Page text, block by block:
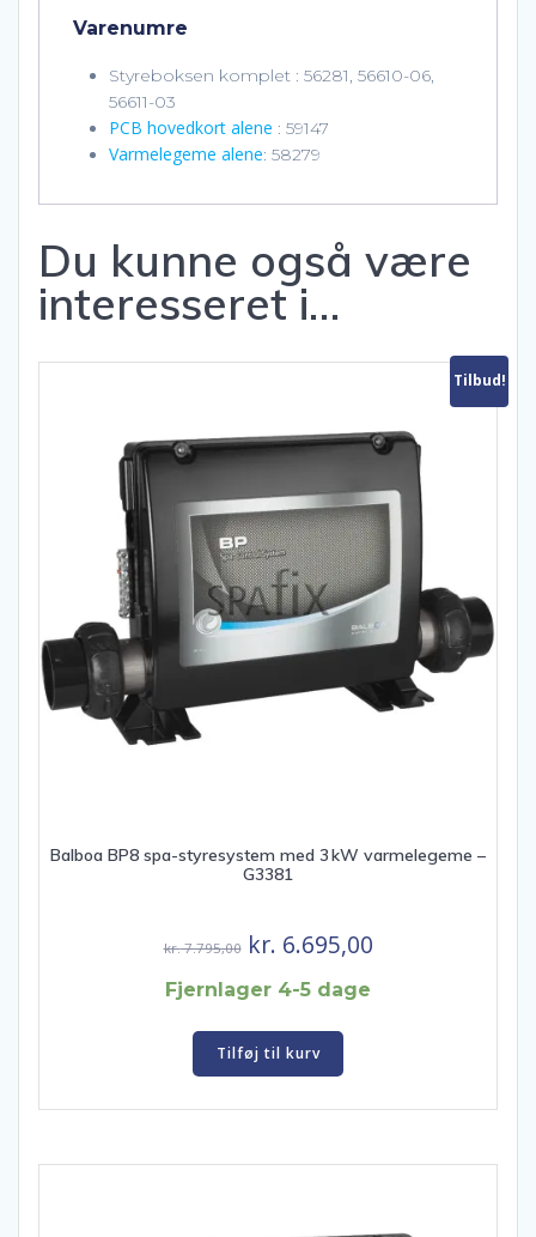
Varenumre
Styreboksen komplet : 56281, 56610-06,
56611-03
PCB hovedkort alene : 59147
Varmelegeme alene: 58279
Du kunne også være
interesseret i…
Tilbud!
Balboa BP8 spa-styresystem med 3 kW varmelegeme –
G3381
kr.7.795,00 Den
oprindelige
pris
var:
kr. 7.795,00.
kr. 6.695,00Den
Fjernlager 4-5 dage
Tilføj til kurv